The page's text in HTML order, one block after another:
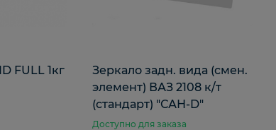
FULL 1кг
Зеркало задн. вида (смен.
элемент) ВАЗ 2108 к/т
(стандарт) "САН-D"
Доступно для заказа